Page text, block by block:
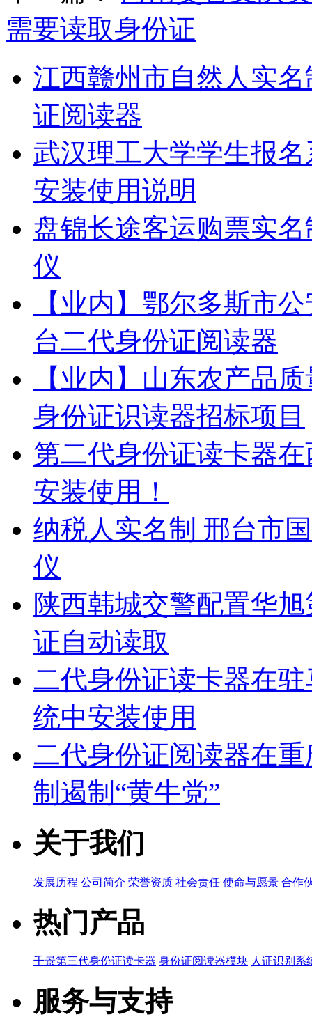
需要读取身份证
江西赣州市自然人实
证阅读器
武汉理工大学学生报
安装使用说明
盘锦长途客运购票实
仪
【业内】鄂尔多斯市
台二代身份证阅读器
【业内】山东农产品
身份证识读器招标项目
第二代身份证读卡器
安装使用！
纳税人实名制 邢台市
仪
陕西韩城交警配置华
证自动读取
二代身份证读卡器在
统中安装使用
二代身份证阅读器在
制遏制“黄牛党”
关于我们
发展历程 公司简介 荣誉资质 社会责任 使命与愿景 合作
热门产品
千景第三代身份证读卡器 身份证阅读器模块 人证识别系
服务与支持